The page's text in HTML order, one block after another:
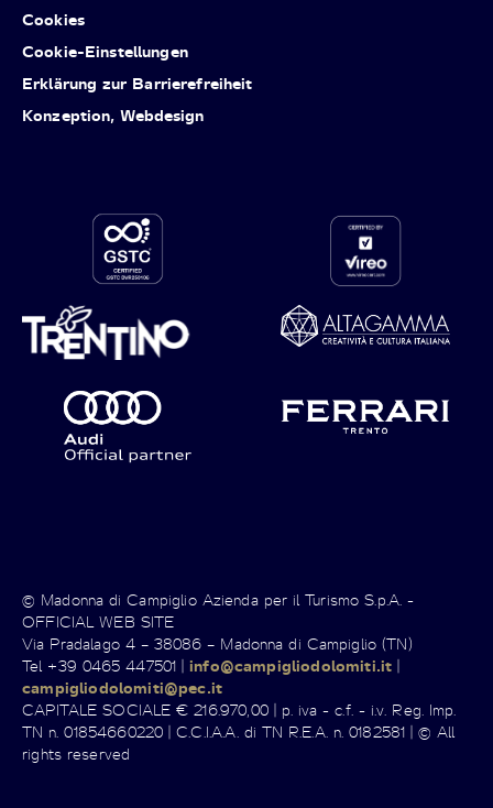
Cookies
Cookie-Einstellungen
Erklärung zur Barrierefreiheit
Konzeption, Webdesign
© Madonna di Campiglio Azienda per il Turismo S.p.A. -
OFFICIAL WEB SITE
Via Pradalago 4 – 38086 – Madonna di Campiglio (TN)
Tel +39 0465 447501 |info@campigliodolomiti.it |
campigliodolomiti@pec.it
CAPITALE SOCIALE € 216.970,00 | p. iva - c.f. - i.v. Reg. Imp.
TN n. 01854660220 | C.C.I.A.A. di TN R.E.A. n. 0182581 | © All
rights reserved